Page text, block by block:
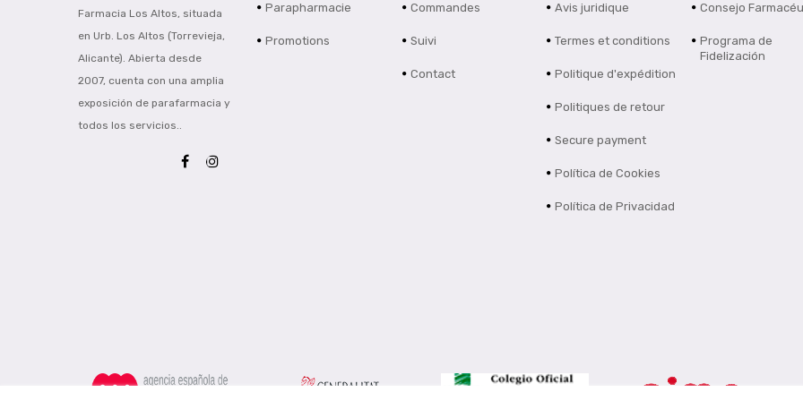
Farmacia Los Altos, situada
en Urb. Los Altos (Torrevieja,
Alicante). Abierta desde
2007, cuenta con una amplia
exposición de parafarmacia y
todos los servicios..
Parapharmacie
Promotions
Commandes
Suivi
Contact
Avis juridique
Termes et conditions
Politique d'expédition
Politiques de retour
Secure payment
Política de Cookies
Política de Privacidad
Consejo
Programa de
Fidelización